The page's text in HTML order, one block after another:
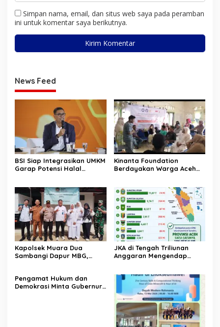
Simpan nama, email, dan situs web saya pada peramban
ini untuk komentar saya berikutnya.
News Feed
BSI Siap Integrasikan UMKM
Garap Potensi Halal
Kinanta Foundation
Berdayakan Warga Aceh
Kapolsek Muara Dua
Sambangi Dapur MBG,
Sesuai SOP
JKA di Tengah Triliunan
Anggaran Mengendap
pemerintah Aceh
‎Pengamat Hukum dan
Demokrasi Minta Gubernur